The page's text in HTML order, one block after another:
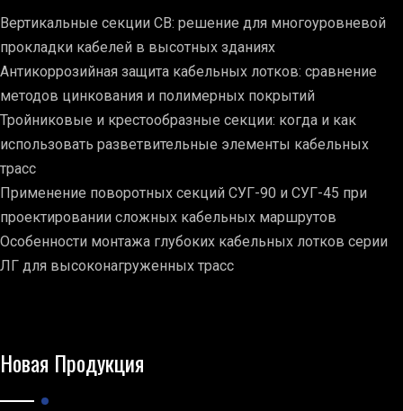
Вертикальные секции СВ: решение для многоуровневой
прокладки кабелей в высотных зданиях
Антикоррозийная защита кабельных лотков: сравнение
методов цинкования и полимерных покрытий
Тройниковые и крестообразные секции: когда и как
использовать разветвительные элементы кабельных
трасс
Применение поворотных секций СУГ-90 и СУГ-45 при
проектировании сложных кабельных маршрутов
Особенности монтажа глубоких кабельных лотков серии
ЛГ для высоконагруженных трасс
Новая Продукция